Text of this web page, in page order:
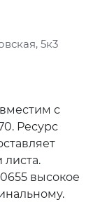
5к3
с
Ресурс
листа.
высокое